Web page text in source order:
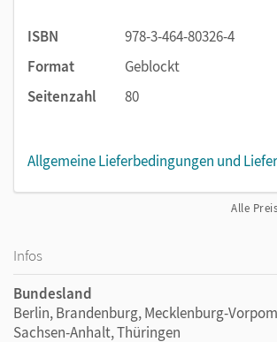
ISBN
978-3-464-80326-4
Format
Geblockt
Seitenzahl
80
Allgemeine Lieferbedingungen und
Alle
Infos
Bundesland
Berlin, Brandenburg, Mecklenburg-
Sachsen-Anhalt, Thüringen